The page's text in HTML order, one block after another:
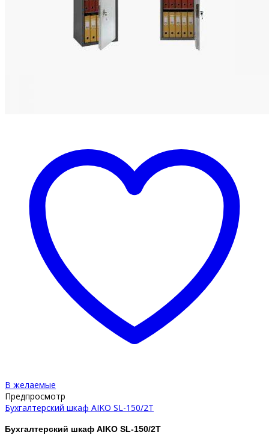
В желаемые
Предпросмотр
Бухгалтерский шкаф AIKO SL-150/2Т
Бухгалтерский шкаф AIKO SL-150/2Т